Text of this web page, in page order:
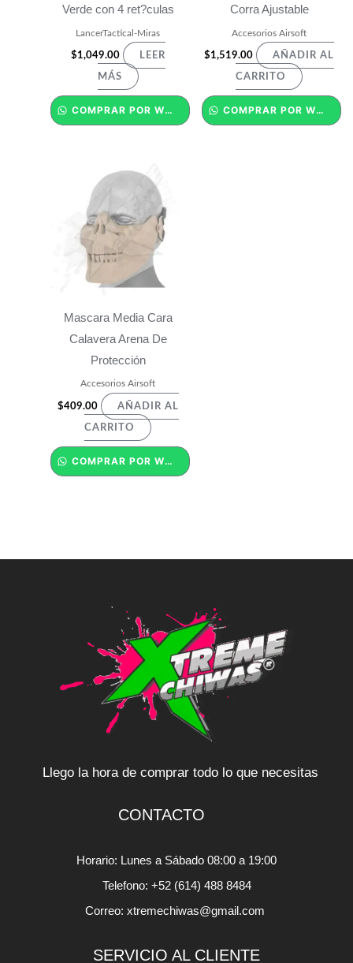
Verde con 4 ret?culas
LancerTactical-Miras
$1,049.00 LEER
MÁS
COMPRAR POR WHATSAPP
Corra Ajustable
Accesorios Airsoft
$1,519.00 AÑADIR AL
CARRITO
COMPRAR POR WHATSAPP
Mascara Media Cara
Calavera Arena De
Protección
Accesorios Airsoft
$409.00 AÑADIR AL
CARRITO
COMPRAR POR WHATSAPP
Llego la hora de comprar todo lo que necesitas
CONTACTO
Horario: Lunes a Sábado 08:00 a 19:00
Telefono: +52 (614) 488 8484
Correo: xtremechiwas@gmail.com
SERVICIO AL CLIENTE